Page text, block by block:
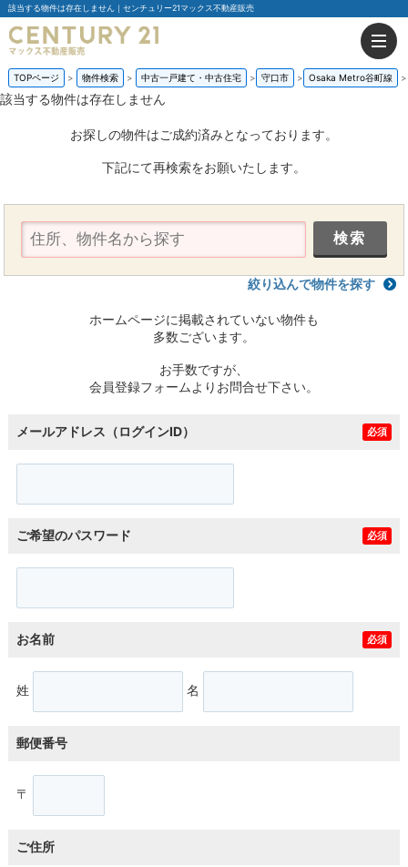
該当する物件は存在しません｜センチュリー21マックス不動産販売
TOPページ 物件検索 中古一戸建て・中古住宅 守口市 Osaka Metro谷町線
該当する物件は存在しません
お探しの物件はご成約済みとなっております。
下記にて再検索をお願いたします。
絞り込んで物件を探す
ホームページに掲載されていない物件も
多数ございます。
お手数ですが、
会員登録フォームよりお問合せ下さい。
メールアドレス（ログインID） 必須
ご希望のパスワード 必須
お名前 必須
姓 名
郵便番号
〒
ご住所